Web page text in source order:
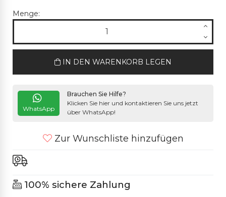
Menge:
IN DEN WARENKORB LEGEN
WhatsApp
Brauchen Sie Hilfe?
Klicken Sie hier und kontaktieren Sie uns jetzt
über WhatsApp!
Zur Wunschliste hinzufügen
100% sichere Zahlung